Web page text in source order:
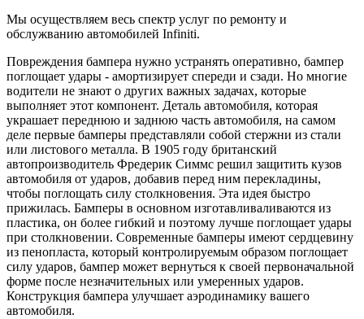
Мы осуществляем весь спектр услуг по ремонту и
обслужванию автомобилей Infiniti.
Повреждения бампера нужно устранять оперативно, бампер
поглощает удары - амортизирует спереди и сзади. Но многие
водители не знают о других важных задачах, которые
выполняет этот компонент. Деталь автомобиля, которая
украшает переднюю и заднюю часть автомобиля, на самом
деле первые бамперы представляли собой стержни из стали
или листового металла. В 1905 году британский
автопроизводитель Фредерик Симмс решил защитить кузов
автомобиля от ударов, добавив перед ним перекладины,
чтобы поглощать силу столкновения. Эта идея быстро
прижилась. Бамперы в основном изготавливаливаются из
пластика, он более гибкий и поэтому лучше поглощает удары
при столкновении. Современные бамперы имеют сердцевину
из пенопласта, который контролируемым образом поглощает
силу ударов, бампер может вернуться к своей первоначальной
форме после незначительных или умеренных ударов.
Конструкция бампера улучшает аэродинамику вашего
автомобиля.